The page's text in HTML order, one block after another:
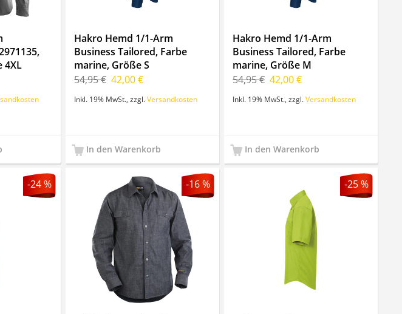
4XL
Hakro Hemd 1/1-Arm
Business Tailored, Farbe
marine, Größe S
54,95 € 42,00 €
Inkl. 19% MwSt. zzgl. Versandkosten
In den Warenkorb
Hakro Hemd 1/1-Arm
Business Tailored, Farbe
marine, Größe M
54,95 € 42,00 €
Inkl. 19% MwSt. zzgl. Versandkosten
In den Warenkorb
-24 % -16 % -25 %